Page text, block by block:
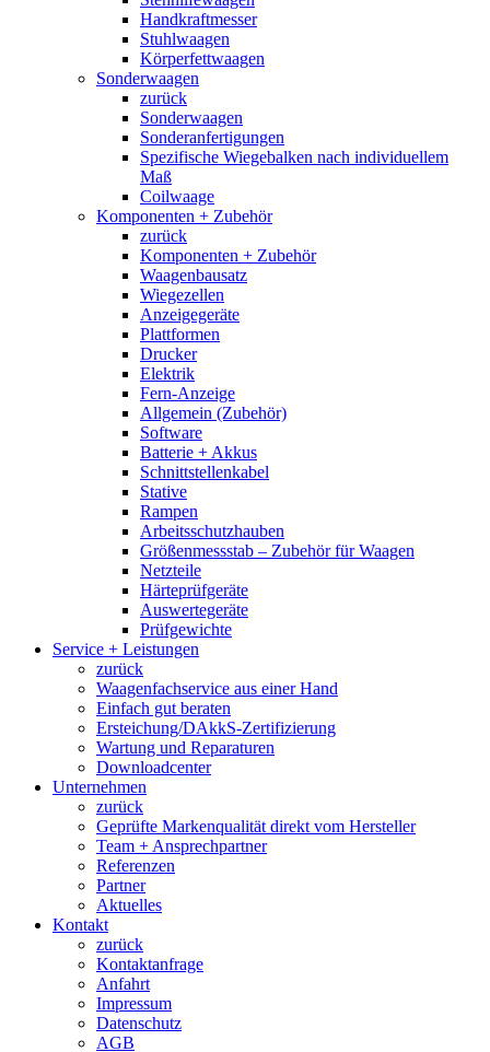
Handkraftmesser
Stuhlwaagen
Körperfettwaagen
Sonderwaagen
zurück
Sonderwaagen
Sonderanfertigungen
Spezifische Wiegebalken nach individuellem
Maß
Coilwaage
Komponenten + Zubehör
zurück
Komponenten + Zubehör
Waagenbausatz
Wiegezellen
Anzeigegeräte
Plattformen
Drucker
Elektrik
Fern-Anzeige
Allgemein (Zubehör)
Software
Batterie + Akkus
Schnittstellenkabel
Stative
Rampen
Arbeitsschutzhauben
Größenmessstab – Zubehör für Waagen
Netzteile
Härteprüfgeräte
Auswertegeräte
Prüfgewichte
Service + Leistungen
zurück
Waagenfachservice aus einer Hand
Einfach gut beraten
Ersteichung/DAkkS-Zertifizierung
Wartung und Reparaturen
Downloadcenter
Unternehmen
zurück
Geprüfte Markenqualität direkt vom Hersteller
Team + Ansprechpartner
Referenzen
Partner
Aktuelles
Kontakt
zurück
Kontaktanfrage
Anfahrt
Impressum
Datenschutz
AGB